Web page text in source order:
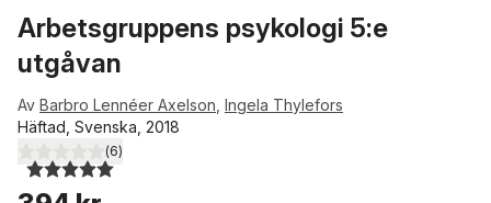
Arbetsgruppens psykologi 5:e
utgåvan
Av Barbro Lennéer Axelson Ingela Thylefors
Häftad, Svenska, 2018
5,0utav 5 stjärnor. Totalt antal röster:
(6)